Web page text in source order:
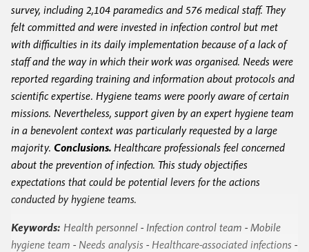
survey, including 2,104 paramedics and 576 medical staff. They
felt committed and were invested in infection control but met
with difficulties in its daily implementation because of a lack of
staff and the way in which their work was organised. Needs were
reported regarding training and information about protocols and
scientific expertise. Hygiene teams were poorly aware of certain
missions. Nevertheless, support given by an expert hygiene team
in a benevolent context was particularly requested by a large
majority. Conclusions. Healthcare professionals feel concerned
about the prevention of infection. This study objectifies
expectations that could be potential levers for the actions
conducted by hygiene teams.
Keywords: Health personnel - Infection control team - Mobile
hygiene team - Needs analysis - Healthcare-associated infections -